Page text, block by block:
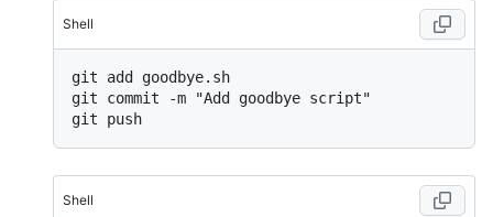
Shell
git add goodbye.sh
git commit -m "Add goodbye script"
Shell